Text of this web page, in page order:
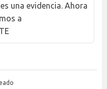
una evidencia. Ahora
a